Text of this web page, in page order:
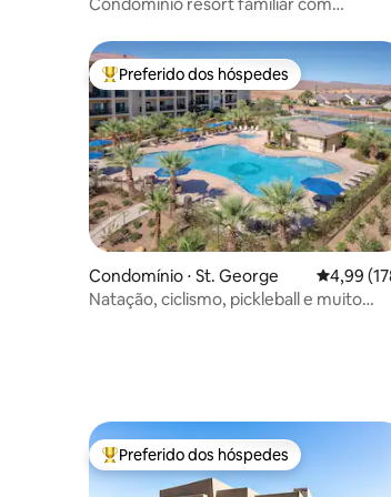
Entre os melhores preferidos dos
Preferido dos hóspedes
Condomínio ⋅ St. George 4,99 de
4,99
Natação, ciclismo, pickleball e muito
Entre os melhores preferidos dos
Preferido dos hóspedes